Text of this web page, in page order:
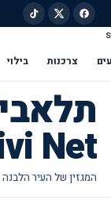
s
צרכנות בילוי
Net